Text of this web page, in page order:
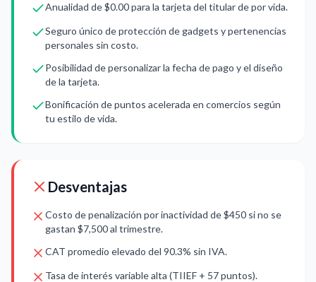
Anualidad de $0.00 para la tarjeta del titular de por vida.
Seguro único de protección de gadgets y pertenencias
personales sin costo.
Posibilidad de personalizar la fecha de pago y el diseño
de la tarjeta.
Bonificación de puntos acelerada en comercios según
tu estilo de vida.
Desventajas
Costo de penalización por inactividad de $450 si no se
gastan $7,500 al trimestre.
CAT promedio elevado del 90.3% sin IVA.
Tasa de interés variable alta (TIIEF + 57 puntos).